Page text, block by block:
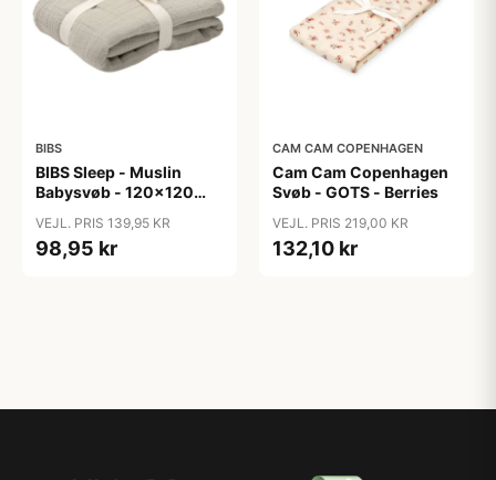
BIBS
BIBS Sleep - Muslin
Babysvøb - 120x120
VEJL. PRIS 139,95 KR
98,95 kr
CAM CAM COPENHAGEN
Cam Cam Copenhagen
Svøb - GOTS - Berries
VEJL. PRIS 219,00 KR
132,10 kr